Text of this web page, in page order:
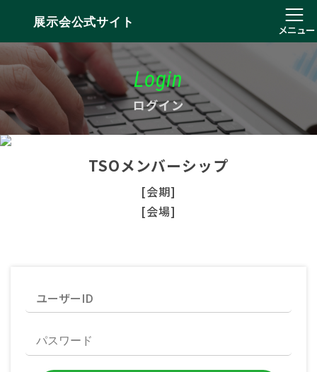
展示会公式サイト
メニュー
Login
ログイン
TSOメンバーシップ
[会期]
[会場]